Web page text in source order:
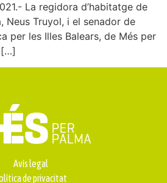
La regidora d’habitatge de
Neus Truyol, i el senador de
per les Illes Balears, de Més per
[…]
Avís legal
de privacitat